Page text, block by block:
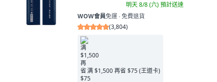
明天 8/8 (六)預計送達
WOW會員免運 ∙ 免費退貨
(3,804)
满 $1,500 再省 $75 (王道卡)